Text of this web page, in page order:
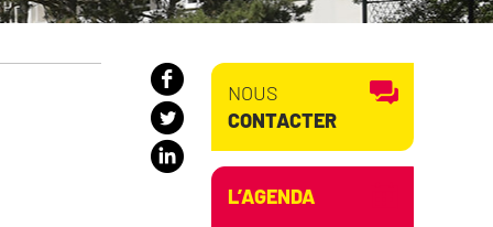
NOUS
CONTACTER
L’AGENDA